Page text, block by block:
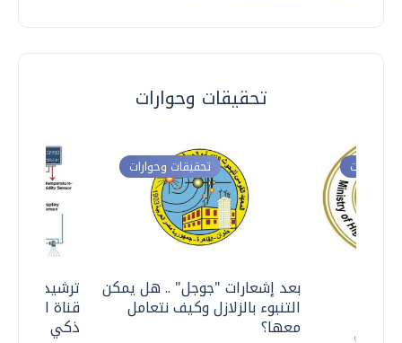
تحقيقات وحوارات
ترشيدا
قناة
ذكي
تحقيقات وحوارات
بعد إشعارات "جوجل" .. هل يمكن
التنبوء بالزلازل وكيف نتعامل
معها؟
وحوارات